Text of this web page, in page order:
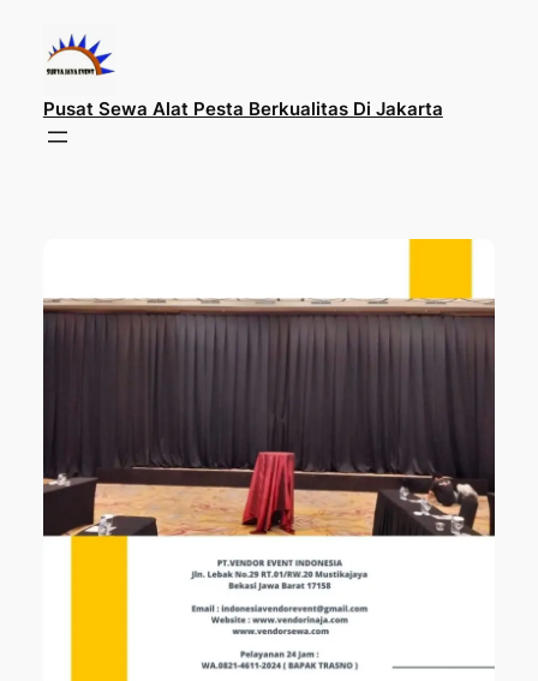
konten
Pusat Sewa Alat Pesta Berkualitas Di Jakarta